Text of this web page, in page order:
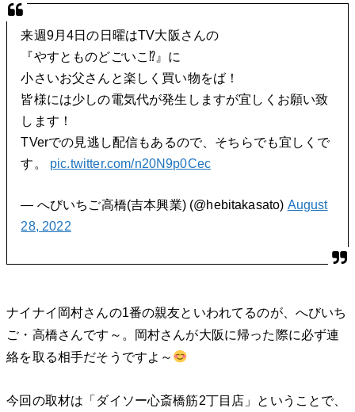
来週9月4日の日曜はTV大阪さんの
『やすとものどごいこ⁉︎』に
小さいお父さんと楽しく買い物をば！
皆様には少しの電気代が発生しますが宜しくお願い致
します！
TVerでの見逃し配信もあるので、そちらでも宜しくで
す。 pic.twitter.com/n20N9p0Cec
— へびいちご高橋(吉本興業) (@hebitakasato) August
28, 2022
ナイナイ岡村さんの1番の親友といわれてるのが、へびいち
ご・高橋さんです～。岡村さんが大阪に帰った際に必ず連
絡を取る相手だそうですよ～
今回の取材は「ダイソー心斎橋筋2丁目店」ということで、